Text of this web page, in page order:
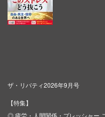
ザ・リバティ2026年9月号
【特集】
◎ 疲労・人間関係・プレッシャー